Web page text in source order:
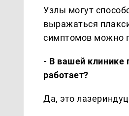
Узлы могут
выражаться
симптомов можно
- В вашей клинике
работает?
Да, это